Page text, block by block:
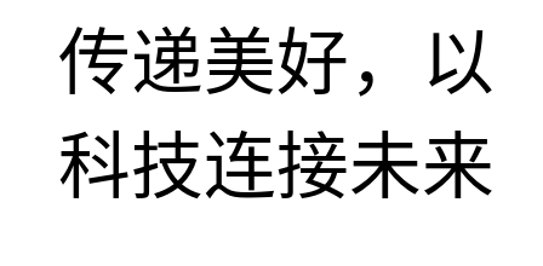
传递美好，以
科技连接未来